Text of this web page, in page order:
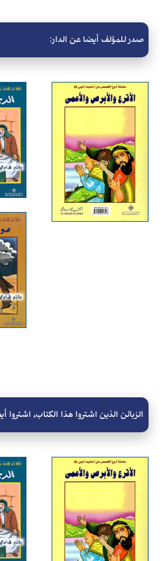
صدر للمؤلف أيضا عن الدار:
الزبائن الذين اشتروا هذا الكتاب، اشتروا